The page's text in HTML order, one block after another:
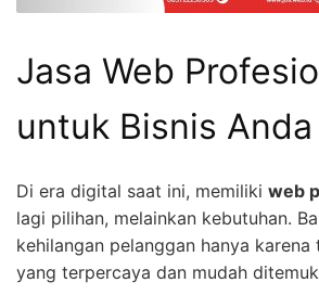
Jasa Web
untuk Bisnis Anda
Di era digital saat ini, memiliki web
lagi pilihan, melainkan kebutuhan.
kehilangan pelanggan hanya
yang terpercaya dan mudah